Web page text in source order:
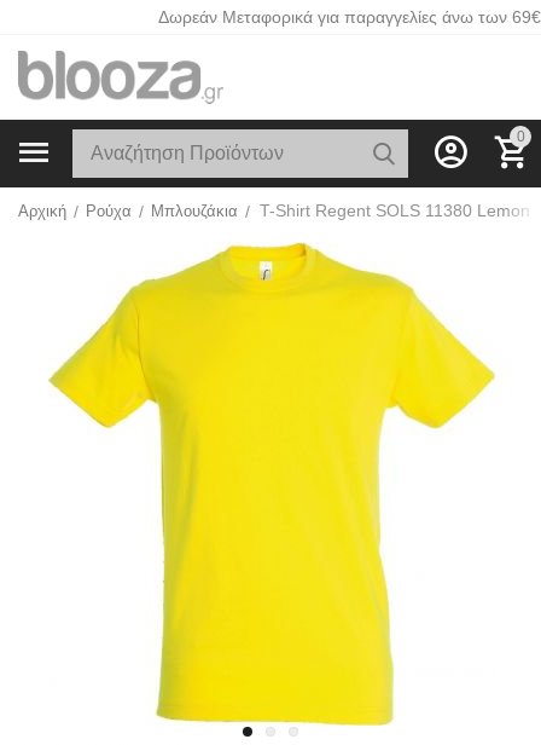
Δωρεάν Μεταφορικά για παραγγελίες άνω των 69€
0
Αρχική / Ρούχα / Μπλουζάκια / T-Shirt Regent SOLS 11380 Lemon